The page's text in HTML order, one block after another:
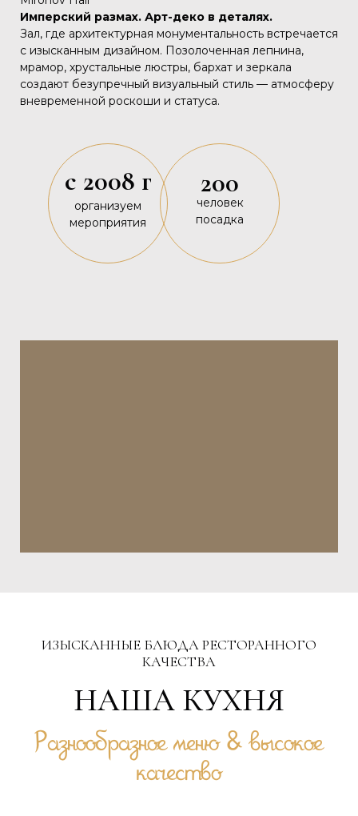
с 2008 г
организуем
мероприятия
200
человек
посадка
Имперский размах. Арт-деко в деталях.
Зал, где архитектурная монументальность встречается
с изысканным дизайном. Позолоченная лепнина,
мрамор, хрустальные люстры, бархат и зеркала
создают безупречный визуальный стиль — атмосферу
вневременной роскоши и статуса.
ИЗЫСКАННЫЕ БЛЮДА РЕСТОРАННОГО
КАЧЕСТВА
НАША КУХНЯ
Разнообразное меню & высокое
качество